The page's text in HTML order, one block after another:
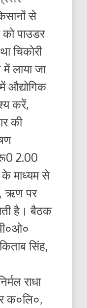
से
को पाउडर
चिकोरी
लाया जा
औद्योगिक
करें,
की
2.00
माध्यम से
ऋण पर
है। बैठक
सिंह,
राधा
क०लि०,